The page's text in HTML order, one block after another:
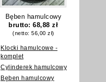
Bęben hamulcowy
brutto:68,88 zł
(netto:56,00 zł)
Klocki hamulcowe -
komplet
Cylinderek hamulcowy
Bęben hamulcowy